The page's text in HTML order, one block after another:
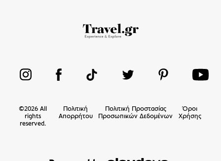
©2026 All
rights
reserved.
Πολιτική
Απορρήτου
Πολιτική Προστασίας
Προσωπικών Δεδομένων
Όροι
Χρήσης